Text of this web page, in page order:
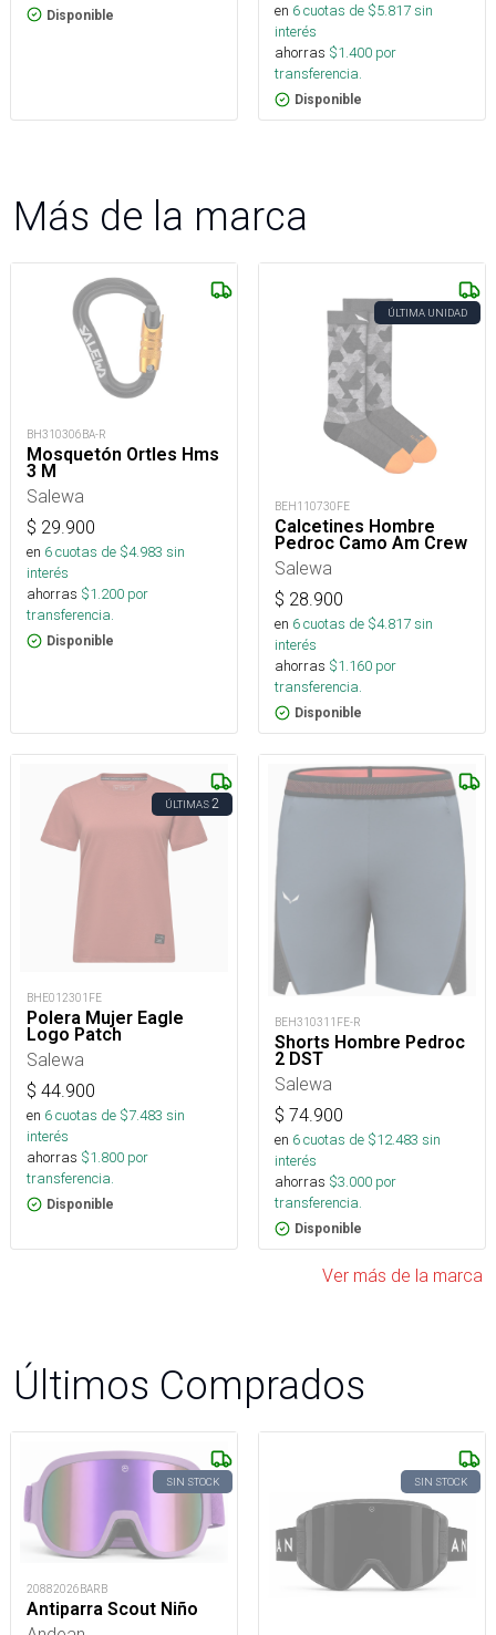
Disponible en 6cuotas de $5.817sin
interés
ahorras $1.400 por
transferencia.
Disponible
Más de la marca
BH310306BA-R
Mosquetón Ortles Hms
3 M
Salewa
$ 29.900
en 6cuotas de $4.983 sin
interés
ahorras $1.200 por
transferencia.
Disponible
ÚLTIMA UNIDAD
BEH110730FE
Calcetines Hombre
Pedroc Camo Am Crew
Salewa
$ 28.900
en 6cuotas de $4.817sin
interés
ahorras $1.160 por
transferencia.
Disponible
ÚLTIMAS2
BHE012301FE
Polera Mujer Eagle
Logo Patch
Salewa
$ 44.900
en 6cuotas de $7.483 sin
interés
ahorras $1.800 por
transferencia.
Disponible
BEH310311FE-R
Shorts Hombre Pedroc
2 DST
Salewa
$ 74.900
en 6cuotas de $12.483 sin
interés
ahorras $3.000 por
transferencia.
Disponible
Ver más de la marca
Últimos Comprados
SIN STOCK
20882026BARB
Antiparra Scout Niño
SIN STOCK